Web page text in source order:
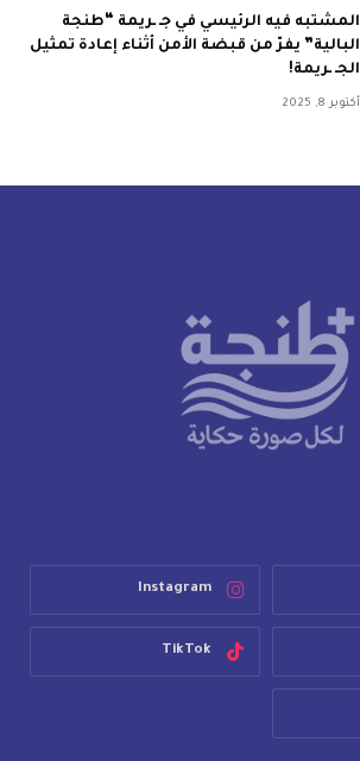
المشتبه فيه الرئيسي في جـ ـريمة “طنجة
البالية” يفرّ من قبضة الأمن أثناء إعادة تمثيل
الجـ ـريمة!
أكتوبر 8, 2025
Instagram
TikTok